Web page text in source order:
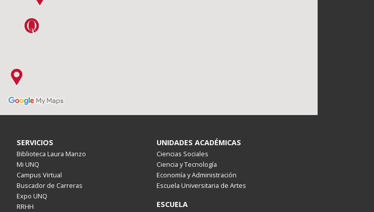
SERVICIOS
Biblioteca Laura Manzo
Mi UNQ
Campus Virtual
Buscador de Carreras
Expo UNQ
RRHH
UNIDADES ACADÉMICAS
Ciencias Sociales
Ciencia y Tecnología
Economía y Administración
Escuela Universitaria de Artes
ESCUELA